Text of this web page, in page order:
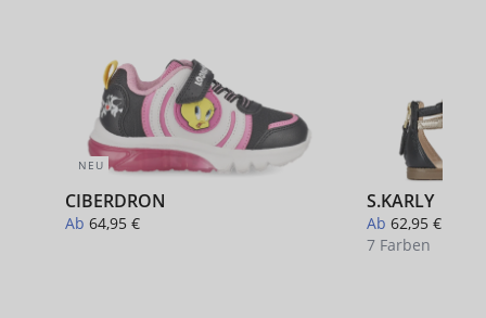
NEU
CIBERDRON
Ab 64,95 €
S.KARLY
Ab 62,95 €
7 Farben